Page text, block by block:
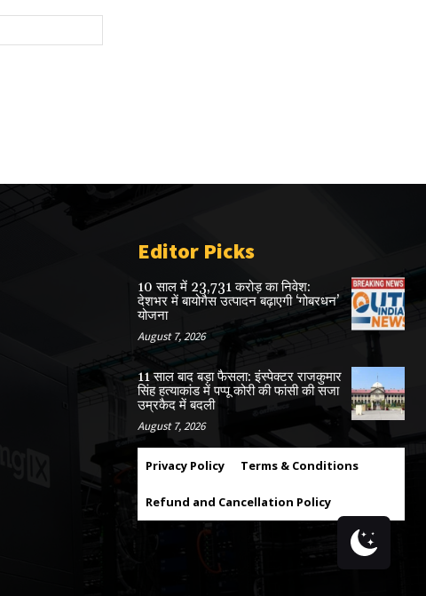
Editor Picks
10 साल में 23,731 करोड़ का निवेश:
देशभर में बायोगैस उत्पादन बढ़ाएगी ‘गोबरधन’
योजना
August 7, 2026
11 साल बाद बड़ा फैसला: इंस्पेक्टर राजकुमार
सिंह हत्याकांड में पप्पू कोरी की फांसी की सजा
उम्रकैद में बदली
August 7, 2026
Privacy Policy Terms & Conditions
Refund and Cancellation Policy